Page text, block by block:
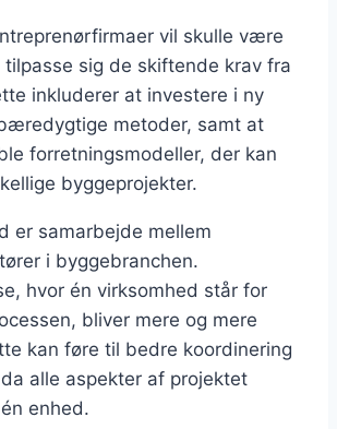
vil skulle være
tilpasse sig de skiftende krav fra
inkluderer at investere i ny
metoder, samt at
forretningsmodeller, der kan
byggeprojekter.
er samarbejde mellem
i byggebranchen.
hvor én virksomhed står for
bliver mere og mere
kan føre til bedre koordinering
alle aspekter af projektet
enhed.